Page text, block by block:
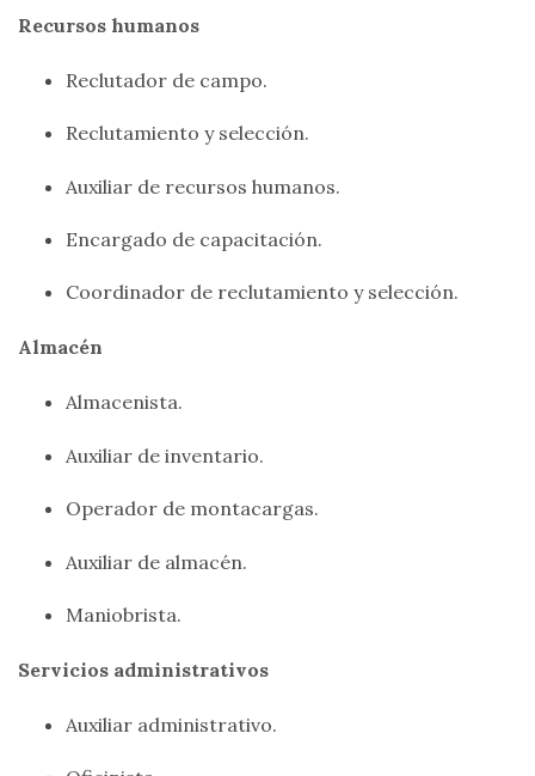
Recursos humanos
Reclutador de campo.
Reclutamiento y selección.
Auxiliar de recursos humanos.
Encargado de capacitación.
Coordinador de reclutamiento y selección.
Almacén
Almacenista.
Auxiliar de inventario.
Operador de montacargas.
Auxiliar de almacén.
Maniobrista.
Servicios administrativos
Auxiliar administrativo.